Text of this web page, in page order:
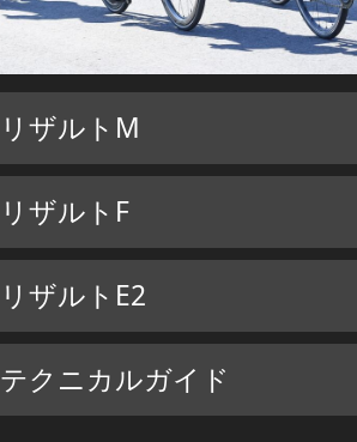
リザルトM
リザルトF
リザルトE2
テクニカルガイド